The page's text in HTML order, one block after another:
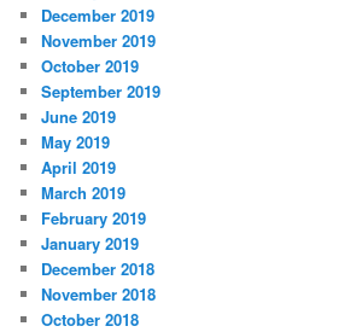
December 2019
November 2019
October 2019
September 2019
June 2019
May 2019
April 2019
March 2019
February 2019
January 2019
December 2018
November 2018
October 2018